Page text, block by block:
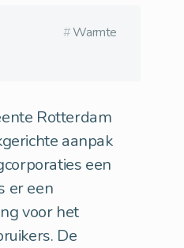
#Warmte
Rotterdam
aanpak
een
er een
voor het
De